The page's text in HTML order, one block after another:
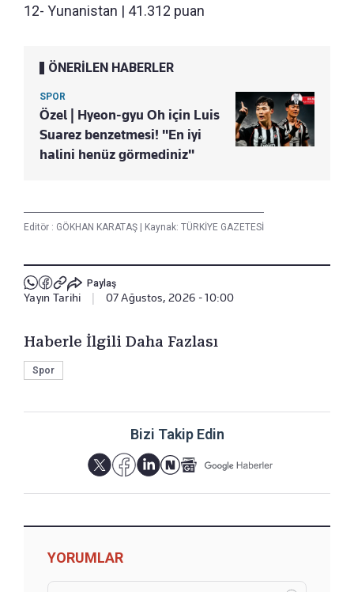
12- Yunanistan | 41.312 puan
ÖNERİLEN HABERLER
SPOR
Özel | Hyeon-gyu Oh için Luis
Suarez benzetmesi! "En iyi
halini henüz görmediniz"
Editör : GÖKHAN KARATAŞ | Kaynak: TÜRKİYE GAZETESİ
Paylaş
Yayın Tarihi 07 Ağustos, 2026 - 10:00
Haberle İlgili Daha Fazlası
Spor
Bizi Takip Edin
YORUMLAR